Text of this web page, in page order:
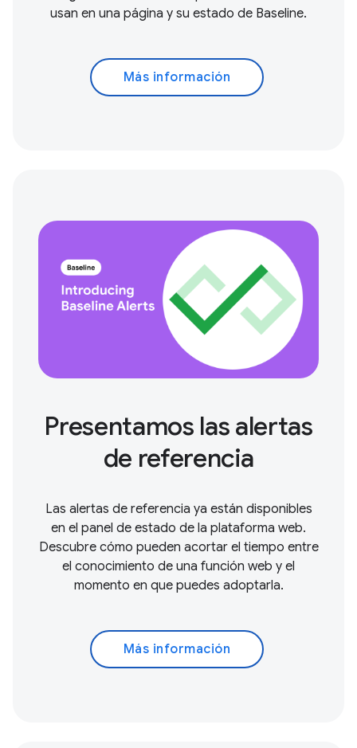
usan en una página y su estado de Baseline.
Más información
Presentamos las alertas
de referencia
Las alertas de referencia ya están disponibles
en el panel de estado de la plataforma web.
Descubre cómo pueden acortar el tiempo entre
el conocimiento de una función web y el
momento en que puedes adoptarla.
Más información